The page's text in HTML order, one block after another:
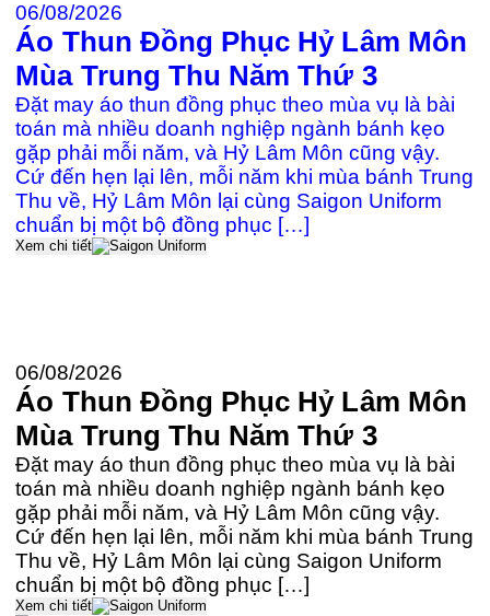
06/08/2026
Áo Thun Đồng Phục Hỷ Lâm Môn
Mùa Trung Thu Năm Thứ 3
Đặt may áo thun đồng phục theo mùa vụ là bài
toán mà nhiều doanh nghiệp ngành bánh kẹo
gặp phải mỗi năm, và Hỷ Lâm Môn cũng vậy.
Cứ đến hẹn lại lên, mỗi năm khi mùa bánh Trung
Thu về, Hỷ Lâm Môn lại cùng Saigon Uniform
chuẩn bị một bộ đồng phục […]
Xem chi tiết
06/08/2026
Áo Thun Đồng Phục Hỷ Lâm Môn
Mùa Trung Thu Năm Thứ 3
Đặt may áo thun đồng phục theo mùa vụ là bài
toán mà nhiều doanh nghiệp ngành bánh kẹo
gặp phải mỗi năm, và Hỷ Lâm Môn cũng vậy.
Cứ đến hẹn lại lên, mỗi năm khi mùa bánh Trung
Thu về, Hỷ Lâm Môn lại cùng Saigon Uniform
chuẩn bị một bộ đồng phục […]
Xem chi tiết